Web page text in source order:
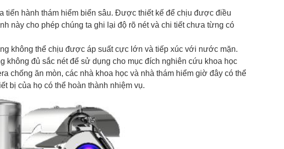
tiến hành thám hiểm biển sâu. Được thiết kế để chịu được điều
này cho phép chúng ta ghi lại độ rõ nét và chi tiết chưa từng có
không thể chịu được áp suất cực lớn và tiếp xúc với nước mặn.
đủ sắc nét để sử dụng cho mục đích nghiên cứu khoa học
chống ăn mòn, các nhà khoa học và nhà thám hiểm giờ đây có thể
bị của họ có thể hoàn thành nhiệm vụ.